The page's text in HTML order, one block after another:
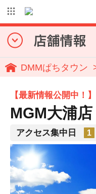
DMMぱちタウン
【最新情報公開中！】
MGM大浦店
アクセス集中日 1